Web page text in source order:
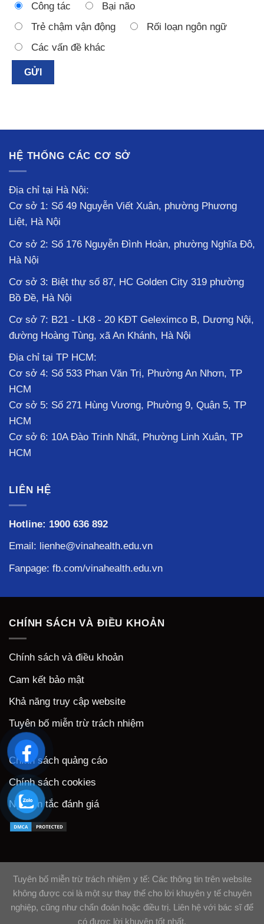
Công tác
Bại não
Trẻ chậm vận động
Rối loạn ngôn ngữ
Các vấn đề khác
HỆ THỐNG CÁC CƠ SỞ
Địa chỉ tại Hà Nội:
Cơ sở 1: Số 49 Nguyễn Viết Xuân, phường Phương
Liệt, Hà Nội
Cơ sở 2: Số 176 Nguyễn Đình Hoàn, phường Nghĩa Đô,
Hà Nội
Cơ sở 3: Biệt thự số 87, HC Golden City 319 phường
Bồ Đề, Hà Nội
Cơ sở 7: B21 - LK8 - 20 KĐT Geleximco B, Dương Nội,
đường Hoàng Tùng, xã An Khánh, Hà Nội
Địa chỉ tại TP HCM:
Cơ sở 4: Số 533 Phan Văn Trị, Phường An Nhơn, TP
HCM
Cơ sở 5: Số 271 Hùng Vương, Phường 9, Quận 5, TP
HCM
Cơ sở 6: 10A Đào Trinh Nhất, Phường Linh Xuân, TP
HCM
LIÊN HỆ
Hotline: 1900 636 892
Email: lienhe@vinahealth.edu.vn
Fanpage: fb.com/vinahealth.edu.vn
CHÍNH SÁCH VÀ ĐIỀU KHOẢN
Chính sách và điều khoản
Cam kết bảo mật
Khả năng truy cập website
Tuyên bố miễn trừ trách nhiệm
Chính sách quảng cáo
Chính sách cookies
Nguyên tắc đánh giá
Tuyên bố miễn trừ trách nhiệm y tế: Các thông tin trên website
không được coi là một sự thay thế cho lời khuyên y tế chuyên
nghiệp, cũng như chẩn đoán hoặc điều trị. Liên hệ với bác sĩ để
có được lời khuyên tốt nhất.